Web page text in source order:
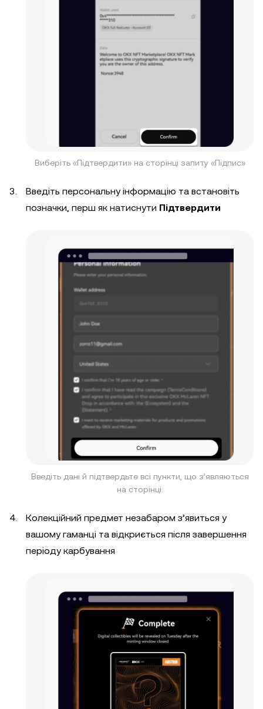
Виберіть «Підтвердити» на сторінці запиту «Підпис»
Введіть персональну інформацію та встановіть
позначки, перш як натиснути Підтвердити
Введіть дані й підтвердьте всі пункти, що з’являються
на сторінці.
Колекційний предмет незабаром з’явиться у
вашому гаманці та відкриється після завершення
періоду карбування